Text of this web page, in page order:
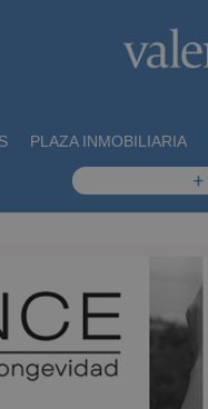
PLAZA INMOBILIARIA
+